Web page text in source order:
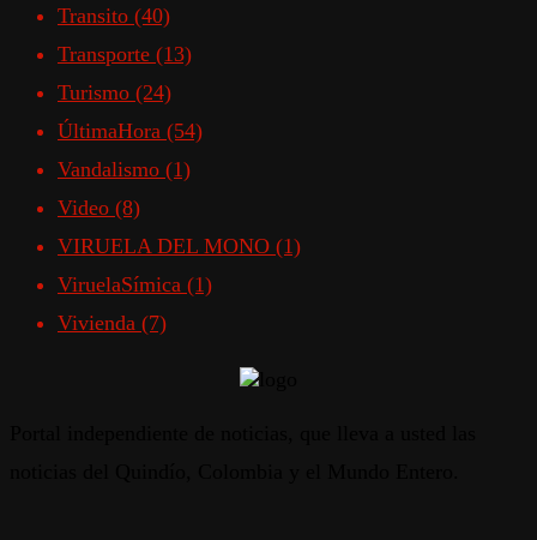
Transito (40)
Transporte (13)
Turismo (24)
ÚltimaHora (54)
Vandalismo (1)
Video (8)
VIRUELA DEL MONO (1)
ViruelaSímica (1)
Vivienda (7)